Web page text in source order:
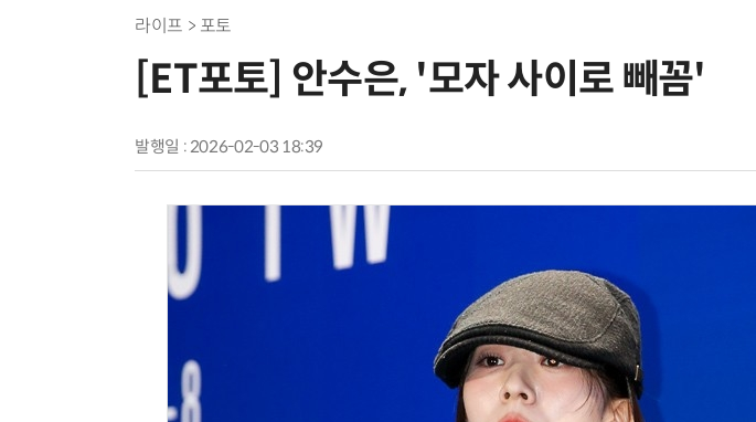
라이프 > 포토
[ET포토] 안수은, '모자 사이로 빼꼼'
발행일 : 2026-02-03 18:39